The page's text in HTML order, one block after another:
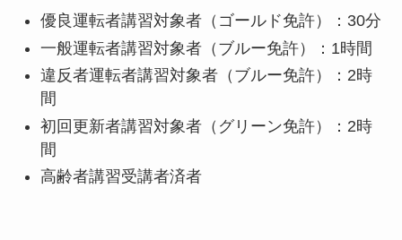
優良運転者講習対象者（ゴールド免許）：30分
一般運転者講習対象者（ブルー免許）：1時間
違反者運転者講習対象者（ブルー免許）：2時
間
初回更新者講習対象者（グリーン免許）：2時
間
高齢者講習受講者済者